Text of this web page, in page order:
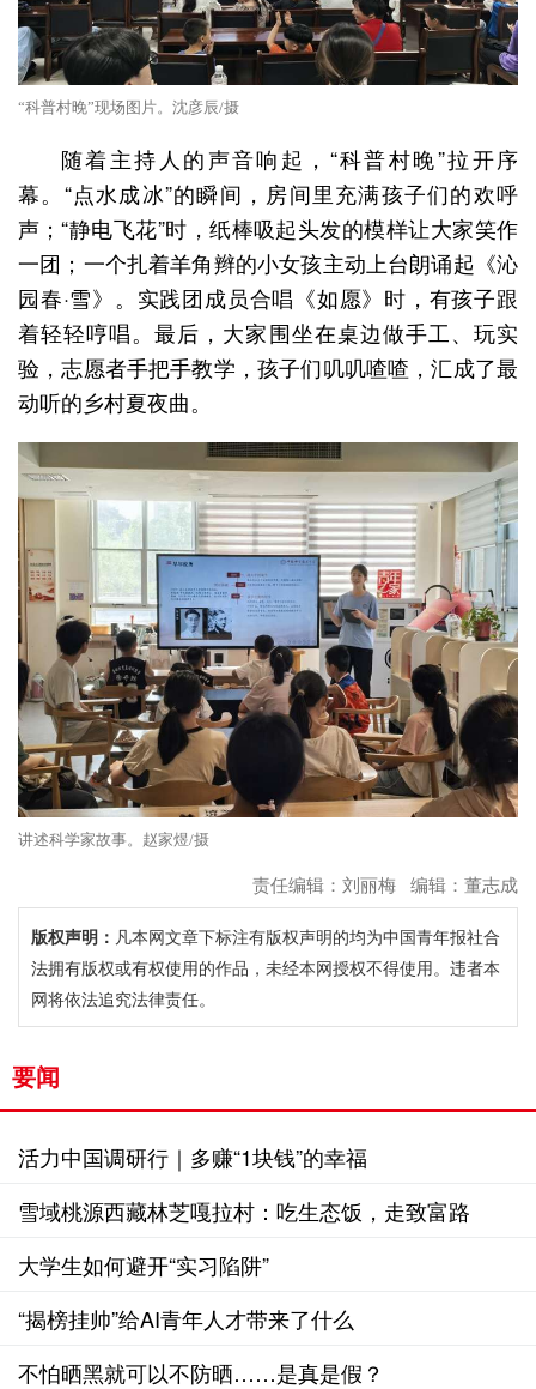
“科普村晚”现场图片。沈彦辰/摄
随着主持人的声音响起，“科普村晚”拉开序
幕。“点水成冰”的瞬间，房间里充满孩子们的欢呼
声；“静电飞花”时，纸棒吸起头发的模样让大家笑作
一团；一个扎着羊角辫的小女孩主动上台朗诵起《沁
园春·雪》。实践团成员合唱《如愿》时，有孩子跟
着轻轻哼唱。最后，大家围坐在桌边做手工、玩实
验，志愿者手把手教学，孩子们叽叽喳喳，汇成了最
动听的乡村夏夜曲。
讲述科学家故事。赵家煜/摄
责任编辑：刘丽梅 编辑：董志成
版权声明： 凡本网文章下标注有版权声明的均为中国青年报社合
法拥有版权或有权使用的作品，未经本网授权不得使用。违者本
网将依法追究法律责任。
要闻
活力中国调研行｜多赚“1块钱”的幸福
雪域桃源西藏林芝嘎拉村：吃生态饭，走致富路
大学生如何避开“实习陷阱”
“揭榜挂帅”给AI青年人才带来了什么
不怕晒黑就可以不防晒……是真是假？